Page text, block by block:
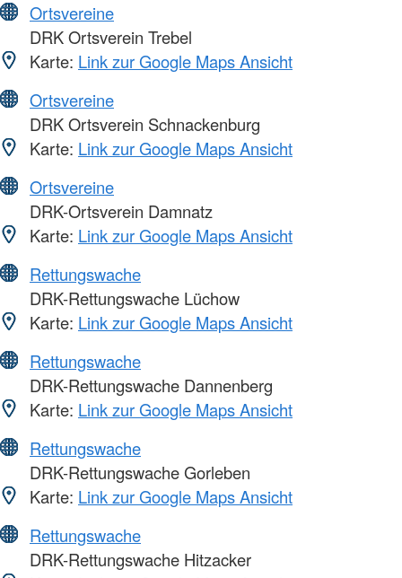
Ortsvereine
DRK Ortsverein Trebel
Karte: Link zur Google Maps Ansicht
Ortsvereine
DRK Ortsverein Schnackenburg
Karte: Link zur Google Maps Ansicht
Ortsvereine
DRK-Ortsverein Damnatz
Karte: Link zur Google Maps Ansicht
Rettungswache
DRK-Rettungswache Lüchow
Karte: Link zur Google Maps Ansicht
Rettungswache
DRK-Rettungswache Dannenberg
Karte: Link zur Google Maps Ansicht
Rettungswache
DRK-Rettungswache Gorleben
Karte: Link zur Google Maps Ansicht
Rettungswache
DRK-Rettungswache Hitzacker